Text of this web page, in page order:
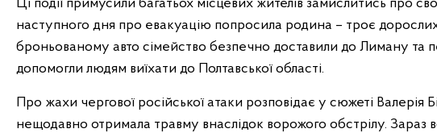
Ці події примусили багатьох місцевих жителів замислитись про
наступного дня про евакуацію попросила родина – троє дорослих
броньованому авто сімейство безпечно доставили до Лиману та
допомогли людям виїхати до Полтавської області.
Про жахи чергової російської атаки розповідає у сюжеті Валерія
нещодавно отримала травму внаслідок ворожого обстрілу. Зараз